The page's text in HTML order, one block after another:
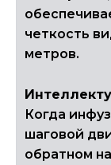
четкость
метров.
Когда
шаговой
обратном